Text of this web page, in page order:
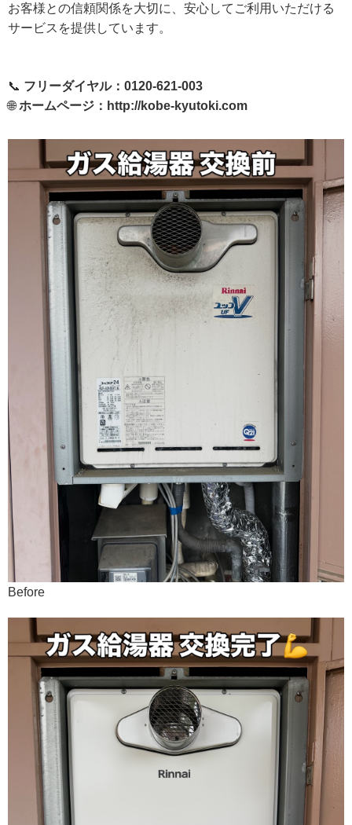
お客様との信頼関係を大切に、安心してご利用いただける
サービスを提供しています。
📞 フリーダイヤル：0120-621-003
🌐ホームページ： http://kobe-kyutoki.com
Before